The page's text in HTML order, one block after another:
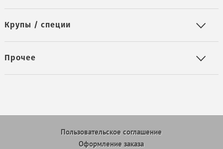
Крупы / специи
Прочее
Пользовательское соглашение
Оформление заказа